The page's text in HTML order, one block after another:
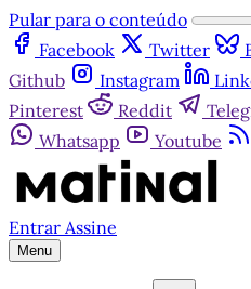
Pular para o conteúdo
Facebook
Twitter
Github
Instagram
Pinterest
Reddit
Whatsapp
Youtube
Entrar Assine
Menu